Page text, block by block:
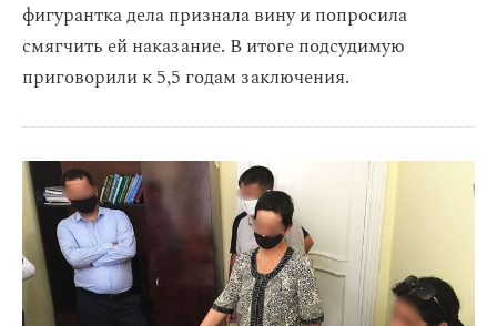
фигурантка дела признала вину и попросила
смягчить ей наказание. В итоге подсудимую
приговорили к 5,5 годам заключения.